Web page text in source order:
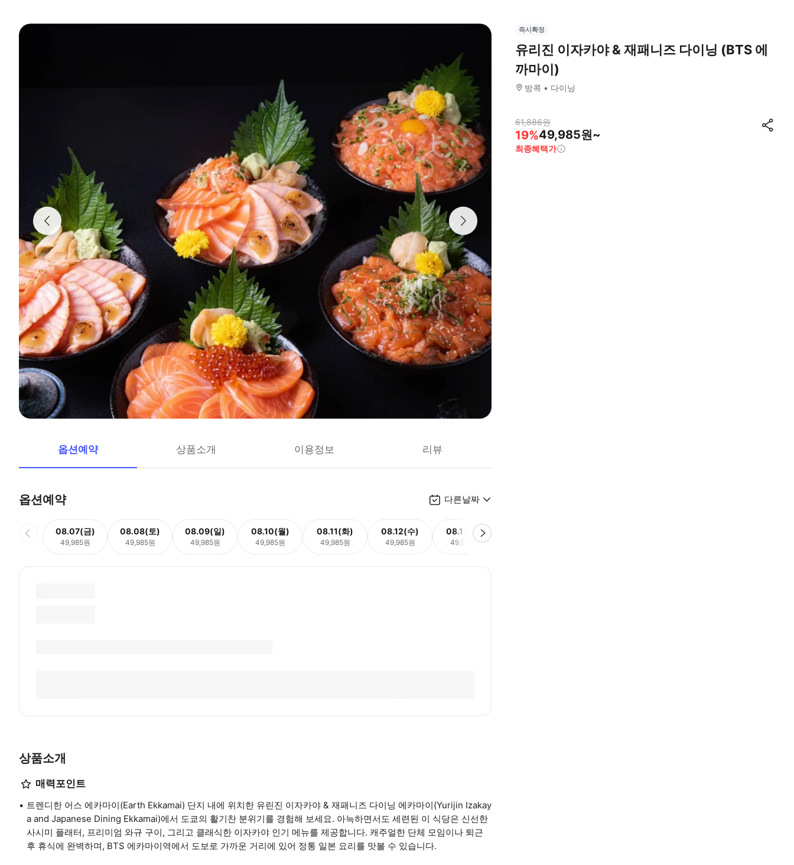
옵션예약 상품소개 이용정보 리뷰
옵션예약 다른날짜
08.07(금)
49,985원
08.08(토)
49,985원
08.09(일)
49,985원
08.10(월)
49,985원
08.11(화)
49,985원
08.12(수)
49,985원
08.13(목)
49,985원
상품소개
매력포인트
트렌디한 어스 에카마이(Earth Ekkamai) 단지 내에 위치한 유린진 이자카야 & 재패니즈 다이닝 에카마이(Yurijin Izakay
a and Japanese Dining Ekkamai)에서 도쿄의 활기찬 분위기를 경험해 보세요. 아늑하면서도 세련된 이 식당은 신선한
사시미 플래터, 프리미엄 와규 구이, 그리고 클래식한 이자카야 인기 메뉴를 제공합니다. 캐주얼한 단체 모임이나 퇴근
후 휴식에 완벽하며, BTS 에카마이역에서 도보로 가까운 거리에 있어 정통 일본 요리를 맛볼 수 있습니다.
즉시확정
유리진 이자카야 & 재패니즈 다이닝 (BTS 에
까마이)
방콕 다이닝
61,886원
19%49,985원~
최종혜택가